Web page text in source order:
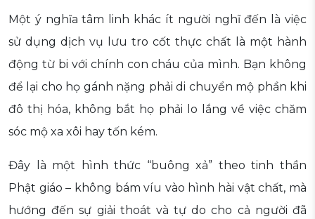
Một ý nghĩa tâm linh khác ít người nghĩ đến là việc
sử dụng dịch vụ lưu tro cốt thực chất là một hành
động từ bi với chính con cháu của mình. Bạn không
để lại cho họ gánh nặng phải di chuyển mộ phần khi
đô thị hóa, không bắt họ phải lo lắng về việc chăm
sóc mộ xa xôi hay tốn kém.
Đây là một hình thức “buông xả” theo tinh thần
Phật giáo – không bám víu vào hình hài vật chất, mà
hướng đến sự giải thoát và tự do cho cả người đã